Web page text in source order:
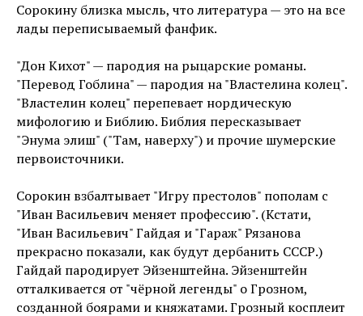
Сорокину близка мысль, что литература — это на все
лады переписываемый фанфик.
"Дон Кихот" — пародия на рыцарские романы.
"Перевод Гоблина" — пародия на "Властелина колец".
"Властелин колец" перепевает нордическую
мифологию и Библию. Библия пересказывает
"Энума элиш" ("Там, наверху") и прочие шумерские
первоисточники.
Сорокин взбалтывает "Игру престолов" пополам с
"Иван Васильевич меняет профессию". (Кстати,
"Иван Васильевич" Гайдая и "Гараж" Рязанова
прекрасно показали, как будут дербанить СССР.)
Гайдай пародирует Эйзенштейна. Эйзенштейн
отталкивается от "чёрной легенды" о Грозном,
созданной боярами и княжатами. Грозный косплеит